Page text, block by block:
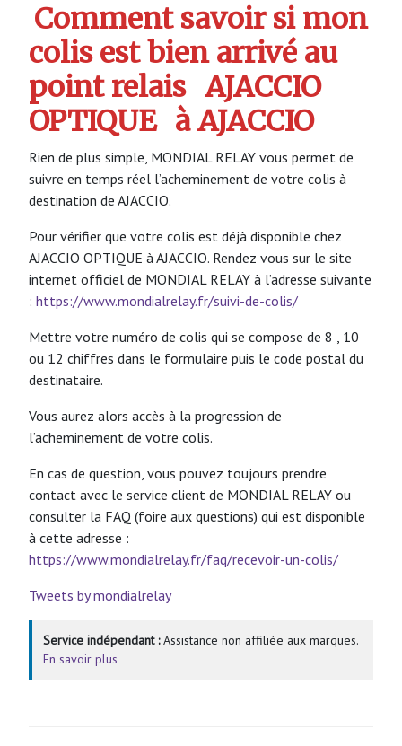
Comment savoir si mon
colis est bien arrivé au
point relais AJACCIO
OPTIQUE à AJACCIO
Rien de plus simple, MONDIAL RELAY vous permet de
suivre en temps réel l’acheminement de votre colis à
destination de AJACCIO.
Pour vérifier que votre colis est déjà disponible chez
AJACCIO OPTIQUE à AJACCIO. Rendez vous sur le site
internet officiel de MONDIAL RELAY à l’adresse suivante
: https://www.mondialrelay.fr/suivi-de-colis/
Mettre votre numéro de colis qui se compose de 8 , 10
ou 12 chiffres dans le formulaire puis le code postal du
destinataire.
Vous aurez alors accès à la progression de
l’acheminement de votre colis.
En cas de question, vous pouvez toujours prendre
contact avec le service client de MONDIAL RELAY ou
consulter la FAQ (foire aux questions) qui est disponible
à cette adresse :
https://www.mondialrelay.fr/faq/recevoir-un-colis/
Tweets by mondialrelay
Service indépendant :Assistance non affiliée aux marques.
En savoir plus